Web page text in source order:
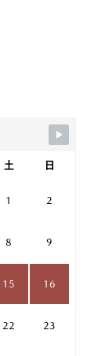
土 日
1 2
8 9
15 16
22 23